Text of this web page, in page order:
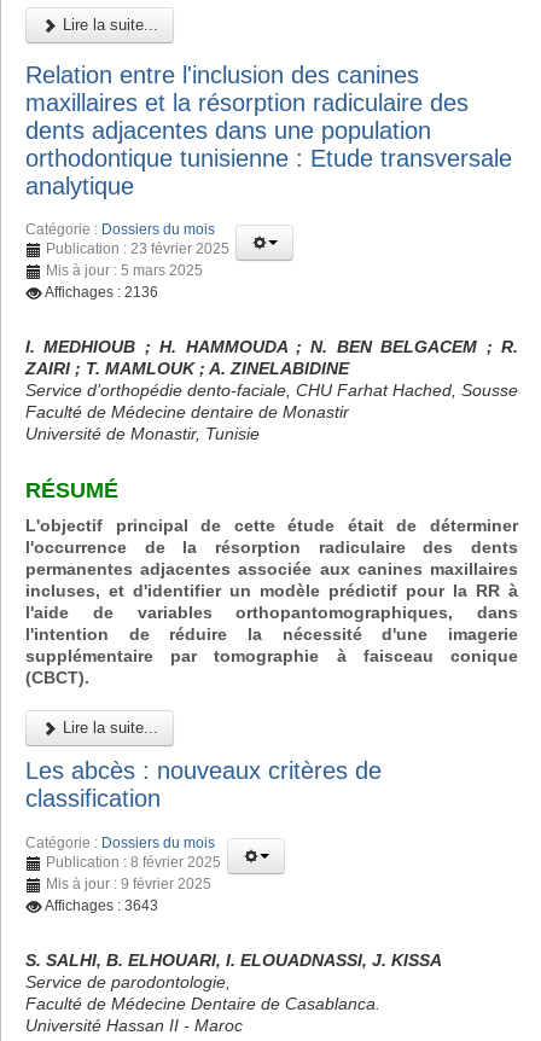
Lire la suite...
Relation entre l'inclusion des canines
maxillaires et la résorption radiculaire des
dents adjacentes dans une population
orthodontique tunisienne : Etude transversale
analytique
Catégorie : Dossiers du mois
Publication : 23 février 2025
Mis à jour : 5 mars 2025
Affichages : 2136
I. MEDHIOUB ; H. HAMMOUDA ; N. BEN BELGACEM ; R.
ZAIRI ; T. MAMLOUK ; A. ZINELABIDINE
Service d’orthopédie dento-faciale, CHU Farhat Hached, Sousse
Faculté de Médecine dentaire de Monastir
Université de Monastir, Tunisie
RÉSUMÉ
L'objectif principal de cette étude était de déterminer
l'occurrence de la résorption radiculaire des dents
permanentes adjacentes associée aux canines maxillaires
incluses, et d'identifier un modèle prédictif pour la RR à
l'aide de variables orthopantomographiques, dans
l'intention de réduire la nécessité d'une imagerie
supplémentaire par tomographie à faisceau conique
(CBCT).
Lire la suite...
Les abcès : nouveaux critères de
classification
Catégorie : Dossiers du mois
Publication : 8 février 2025
Mis à jour : 9 février 2025
Affichages : 3643
S. SALHI, B. ELHOUARI, I. ELOUADNASSI, J. KISSA
Service de parodontologie,
Faculté de Médecine Dentaire de Casablanca.
Université Hassan II - Maroc